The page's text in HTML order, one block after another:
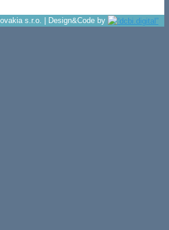
s.r.o. | Design&Code by